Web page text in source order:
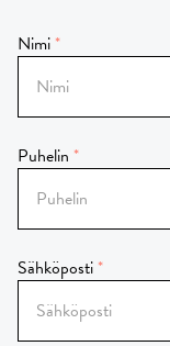
Nimi
Puhelin
Sähköposti